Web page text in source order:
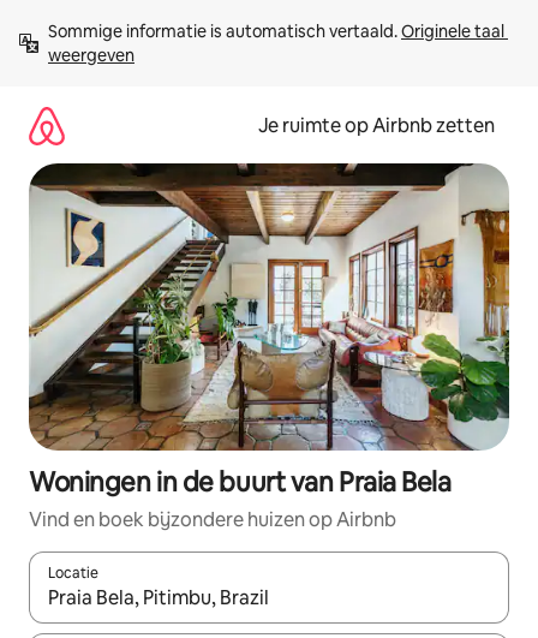
direct
naar
Sommige informatie is automatisch vertaald. Originele taal
weergeven
Je ruimte op Airbnb zetten
Woningen in de buurt van Praia Bela
Vind en boek bijzondere huizen op Airbnb
Locatie
Wanneer er suggesties beschikbaar zijn, maak je een keuze